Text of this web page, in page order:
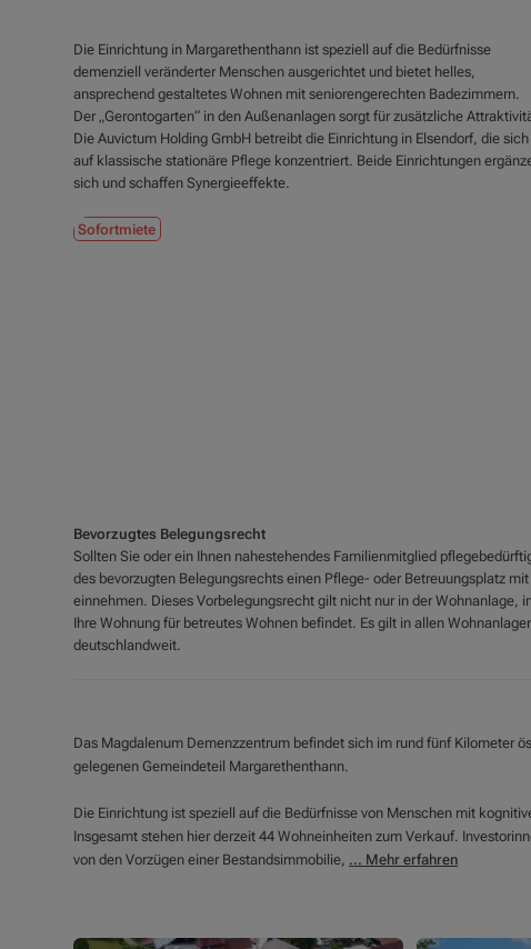
Die Einrichtung in Margarethenthann ist speziell auf die Bedürfnisse
demenziell veränderter Menschen ausgerichtet und bietet helles,
ansprechend gestaltetes Wohnen mit seniorengerechten Badezimmern.
Der „Gerontogarten“ in den Außenanlagen sorgt für zusätzliche
Die Auvictum Holding GmbH betreibt die Einrichtung in Elsendorf, die sich
auf klassische stationäre Pflege konzentriert. Beide Einrichtungen
sich und schaffen Synergieeffekte.
Sofortmiete
Bevorzugtes Belegungsrecht
Sollten Sie oder ein Ihnen nahestehendes Familienmitglied
des bevorzugten Belegungsrechts einen Pflege- oder Betreuungsplatz
einnehmen. Dieses Vorbelegungsrecht gilt nicht nur in der Wohnanlage,
Ihre Wohnung für betreutes Wohnen befindet. Es gilt in allen
deutschlandweit.
Das Magdalenum Demenzzentrum befindet sich im rund fünf Kilometer
gelegenen Gemeindeteil Margarethenthann.
Die Einrichtung ist speziell auf die Bedürfnisse von Menschen mit
Insgesamt stehen hier derzeit 44 Wohneinheiten zum Verkauf.
von den Vorzügen einer Bestandsimmobilie, ... Mehr erfahren